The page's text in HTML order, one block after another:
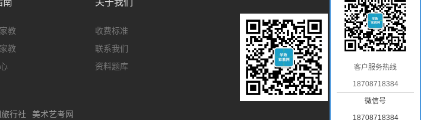
教
教
收费标准
联系我们
资料题库
旅行社 美术艺考网
客户服务热线
18708718384
微信号
18708718384